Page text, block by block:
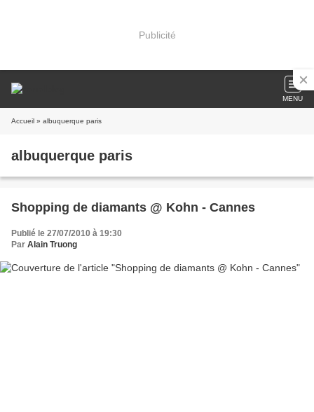
Publicité
MENU
Accueil » albuquerque paris
albuquerque paris
Shopping de diamants @ Kohn - Cannes
Publié le 27/07/2010 à 19:30
Par Alain Truong